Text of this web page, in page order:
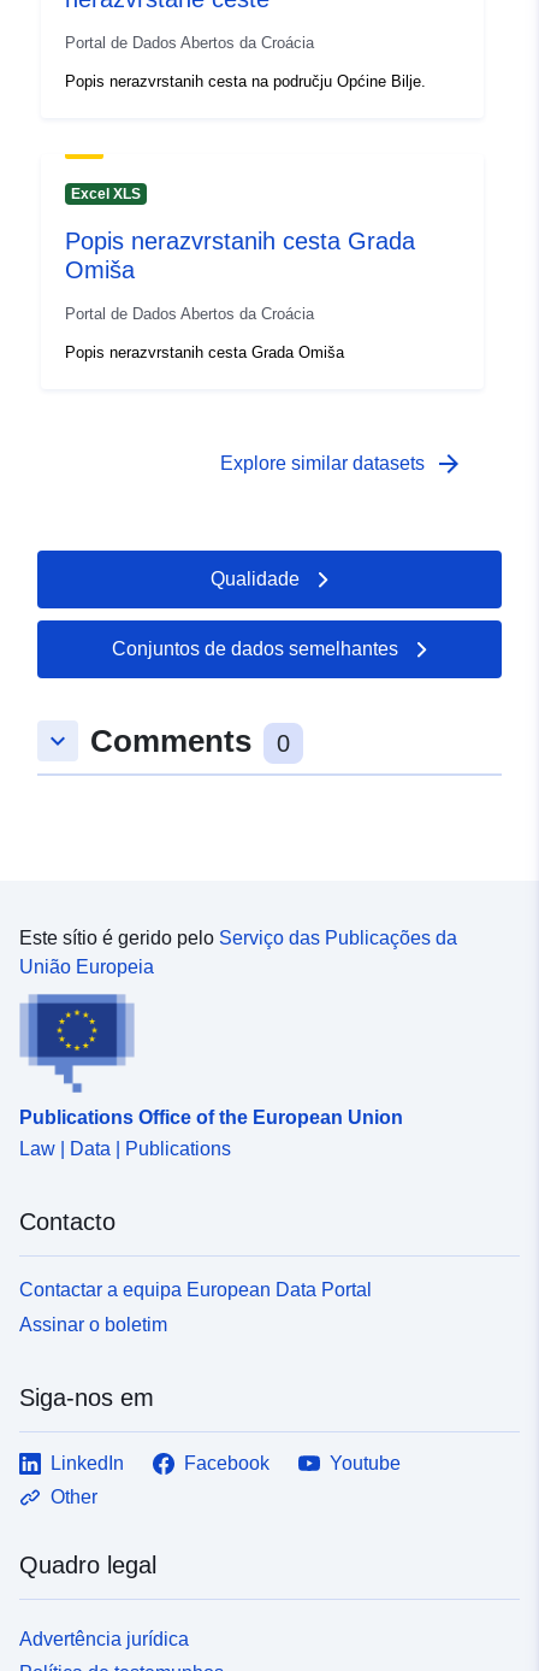
Portal de Dados Abertos da Croácia
Popis nerazvrstanih cesta na području Općine Bilje.
Excel XLS
Popis nerazvrstanih cesta Grada
Omiša
Portal de Dados Abertos da Croácia
Popis nerazvrstanih cesta Grada Omiša
Explore similar datasets arrow_forward
Qualidade
Conjuntos de dados semelhantes
keyboard_arrow_down Comments 0
Este sítio é gerido pelo Serviço das Publicações da
União Europeia
Publications Office of the European Union
Law | Data | Publications
Contacto
Contactar a equipa European Data Portal
Assinar o boletim
Siga-nos em
LinkedIn Facebook
Youtube
Other
Quadro legal
Advertência jurídica